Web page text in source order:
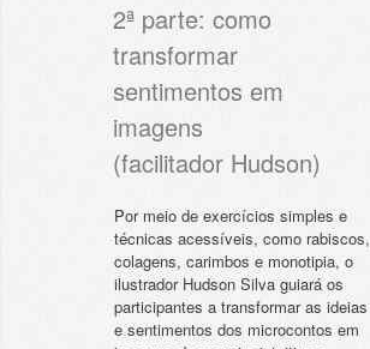
2ª parte: como
transformar
sentimentos em
imagens
(facilitador Hudson)
Por meio de exercícios simples e
técnicas acessíveis, como rabiscos,
colagens, carimbos e monotipia, o
ilustrador Hudson Silva guiará os
participantes a transformar as ideias
e sentimentos dos microcontos em